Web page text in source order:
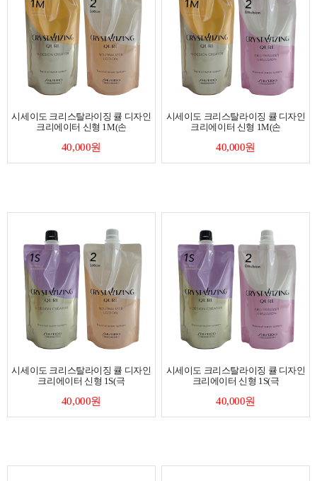
시세이도 크리스탈라이징 큘 디자인
크리에이터 신형 1M(손
40,000원
시세이도 크리스탈라이징 큘 디자인
크리에이터 신형 1M(손
40,000원
시세이도 크리스탈라이징 큘 디자인
크리에이터 신형 1S(극
40,000원
시세이도 크리스탈라이징 큘 디자인
크리에이터 신형 1S(극
40,000원